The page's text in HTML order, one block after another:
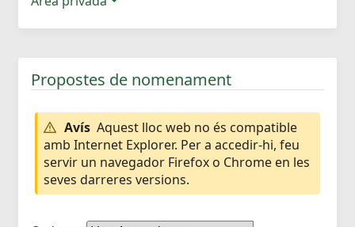
Propostes de nomenament
Avís Aquest lloc web no és compatible
amb Internet Explorer. Per a accedir-hi, feu
servir un navegador Firefox o Chrome en les
seves darreres versions.